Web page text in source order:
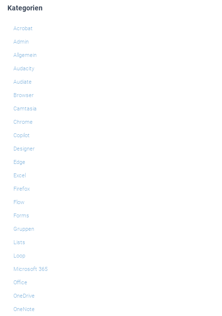
Kategorien
Acrobat
Admin
Allgemein
Audacity
Audiate
Browser
Camtasia
Chrome
Copilot
Designer
Edge
Excel
Firefox
Flow
Forms
Gruppen
Lists
Loop
Microsoft 365
Office
OneDrive
OneNote